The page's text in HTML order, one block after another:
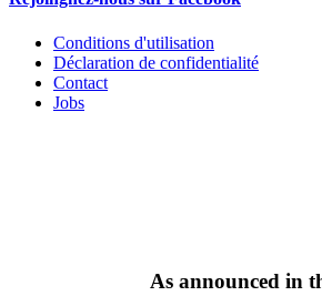
Conditions d'utilisation
Déclaration de confidentialité
Contact
Jobs
As announced in